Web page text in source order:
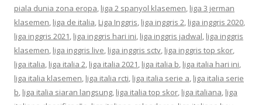
piala dunia zona eropa, liga 2 spanyol klasemen, liga 3 jerman
klasemen, liga de italia, Liga Inggris, liga inggris 2, liga inggris 2020,
liga inggris 2021, liga inggris hari ini, liga inggris jadwal, liga inggris
klasemen, liga inggris live, liga inggris sctv, liga inggris top skor,
liga italia, liga italia 2, liga italia 2021, liga italia b, liga italia hari ini,
liga italia klasemen, liga italia rcti, liga italia serie a, liga italia serie
b, liga italia siaran langsung, liga italia top skor, liga italiana, liga